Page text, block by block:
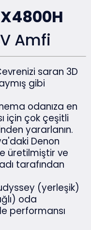
Amfi
saran 3D
gibi
odanıza en
için çok çeşitli
yararlanın.
Denon
üretilmiştir ve
tarafından
(yerleşik)
oda
performansı